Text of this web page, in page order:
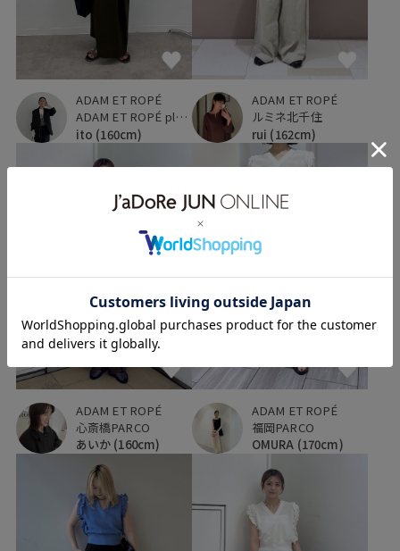
ADAM ET ROPÉ
ADAM ET ROPÉ plus ルミネ立川店
ito (160cm)
ADAM ET ROPÉ
ルミネ北千住
rui (162cm)
ADAM ET ROPÉ
心斎橋PARCO
あいか (160cm)
ADAM ET ROPÉ
福岡PARCO
OMURA (170cm)